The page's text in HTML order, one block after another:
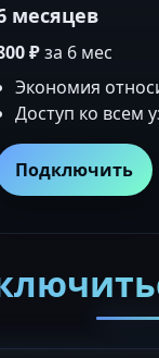
месяцев
₽за 6 мес
Экономия
Доступ ко всем
Подключить